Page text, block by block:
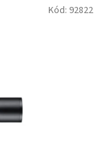
Kód: 92822